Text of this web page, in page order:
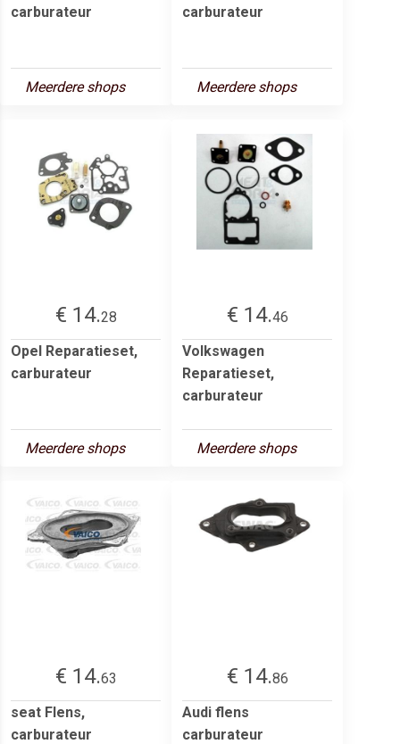
carburateur
Meerdere shops
carburateur
Meerdere shops
€ 14.28
Opel Reparatieset,
carburateur
Meerdere shops
€ 14.46
Volkswagen
Reparatieset,
carburateur
Meerdere shops
€ 14.63
seat Flens,
carburateur
€ 14.86
Audi flens
carburateur